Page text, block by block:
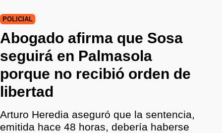
POLICIAL
Abogado afirma que Sosa
seguirá en Palmasola
porque no recibió orden de
libertad
Arturo Heredia aseguró que la sentencia,
emitida hace 48 horas, debería haberse